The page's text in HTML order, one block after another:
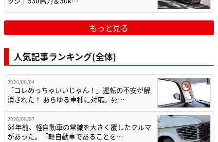
もっと見る
人気記事ランキング(全体)
2026/08/04
「コレめっちゃいいじゃん！」運転の不安が解
消された！ あらゆる車種に対応。死…
2026/08/07
64年前、軽自動車の常識を大きく覆したクルマ
があった。「軽自動車であることを…